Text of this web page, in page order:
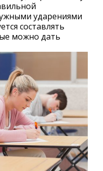
ударениями
составлять
можно дать